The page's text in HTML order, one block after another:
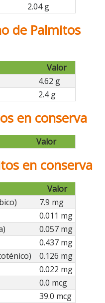
2.04 g
de Palmitos
Valor
4.62 g
2.4 g
en conserva
Valor
en conserva
Valor
7.9 mg
0.011 mg
0.057 mg
0.437 mg
0.126 mg
0.022 mg
0.0 mcg
39.0 mcg